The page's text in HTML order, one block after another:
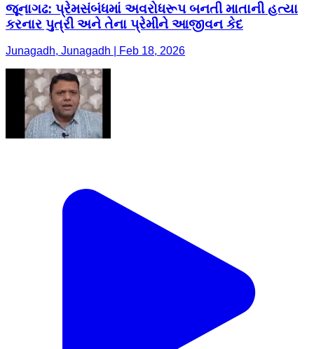
જૂનાગઢ: પ્રેમસંબંધમાં અવરોધરૂપ બનતી માતાની હત્યા
કરનાર પુત્રી અને તેના પ્રેમીને આજીવન કેદ
Junagadh, Junagadh | Feb 18, 2026